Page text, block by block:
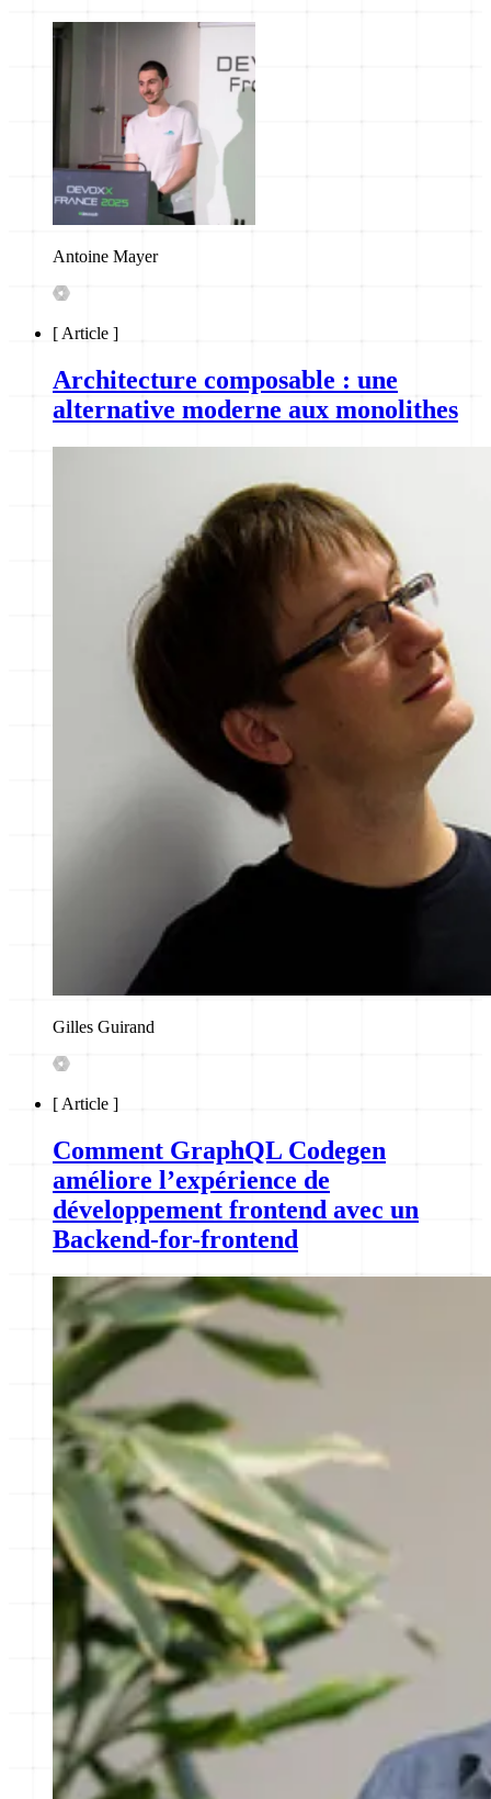
Antoine Mayer
[ Article ]
Architecture composable : une
alternative moderne aux monolithes
Gilles Guirand
[ Article ]
Comment GraphQL Codegen
améliore l’expérience de
développement frontend avec un
Backend-for-frontend